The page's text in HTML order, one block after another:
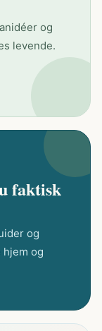
og
levende.
faktisk
og
og